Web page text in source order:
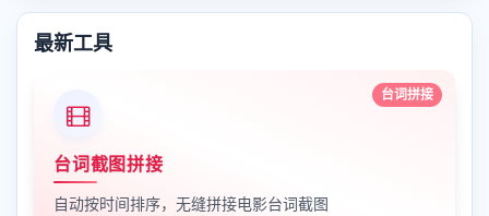
最新工具
台词拼接
台词截图拼接
自动按时间排序，无缝拼接电影台词截图